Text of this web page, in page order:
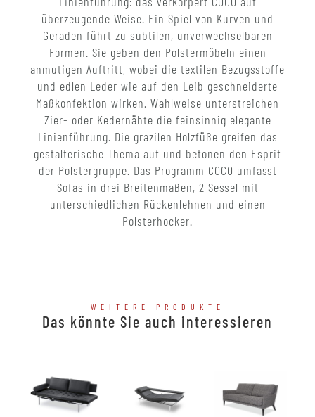
überzeugende Weise. Ein Spiel von Kurven und
Geraden führt zu subtilen, unverwechselbaren
Formen. Sie geben den Polstermöbeln einen
anmutigen Auftritt, wobei die textilen Bezugsstoffe
und edlen Leder wie auf den Leib geschneiderte
Maßkonfektion wirken. Wahlweise unterstreichen
Zier- oder Kedernähte die feinsinnig elegante
Linienführung. Die grazilen Holzfüße greifen das
gestalterische Thema auf und betonen den Esprit
der Polstergruppe. Das Programm COCO umfasst
Sofas in drei Breitenmaßen, 2 Sessel mit
unterschiedlichen Rückenlehnen und einen
Polsterhocker.
WEITERE PRODUKTE
Das könnte Sie auch interessieren